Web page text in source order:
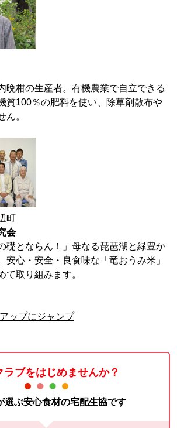
晩柑の生産者。有機農業で自立できる
質100％の肥料を使い、除草剤散布や
ん。
町
会
礎とならん！」母なる琵琶湖と緑豊か
安心・安全・良食味な「竜おうみ米」
て取り組みます。
ップにジャンプ
ラブをはじめませんか？
選ぶ安心食材の宅配生協です